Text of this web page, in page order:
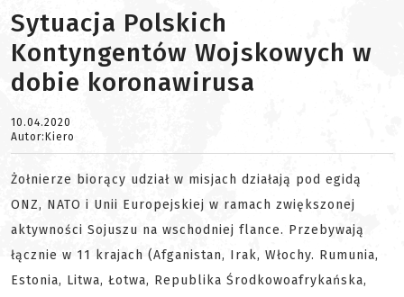
Sytuacja Polskich
Kontyngentów Wojskowych w
dobie koronawirusa
10.04.2020
Autor:Kiero
Żołnierze biorący udział w misjach działają pod egidą
ONZ, NATO i Unii Europejskiej w ramach zwiększonej
aktywności Sojuszu na wschodniej flance. Przebywają
łącznie w 11 krajach (Afganistan, Irak, Włochy. Rumunia,
Estonia, Litwa, Łotwa, Republika Środkowoafrykańska,